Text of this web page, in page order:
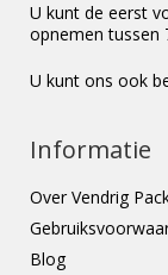
U kunt de eerst
opnemen tussen
U kunt ons ook
Informatie
Over Vendrig
Blog